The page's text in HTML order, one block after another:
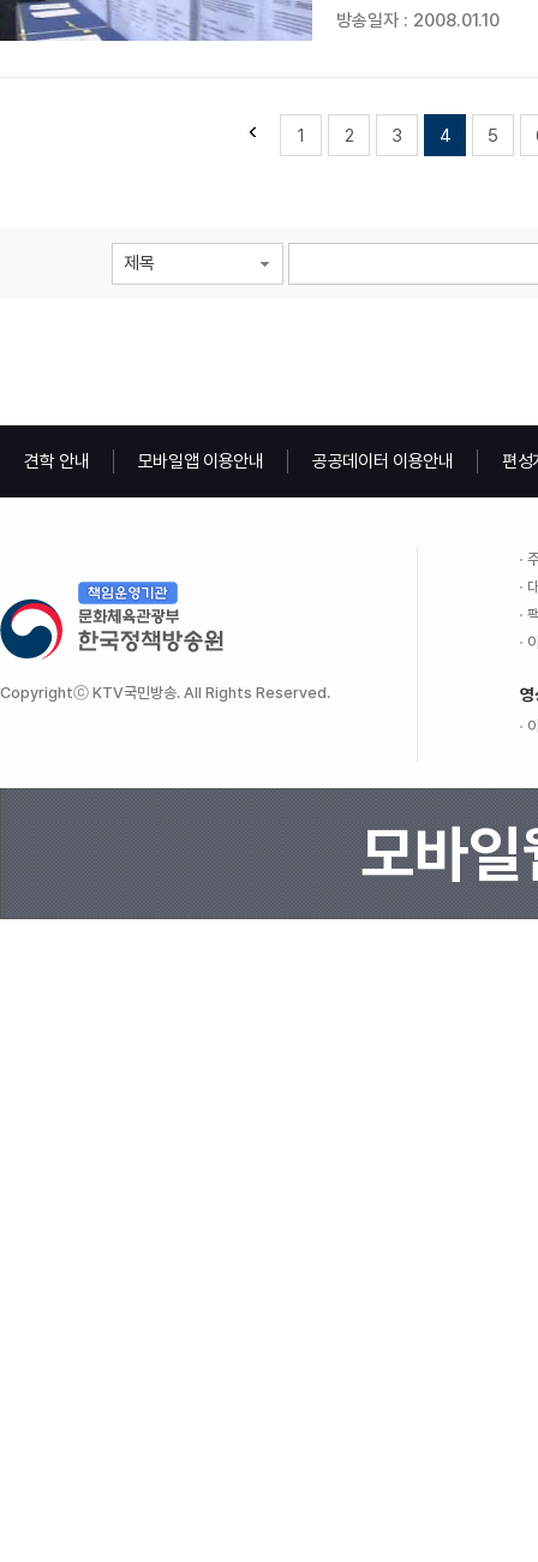
강석민 기자> 올해 대학 졸
방송일자 : 2008.01.10
1 2 3 4 5
제목
견학 안내 모바일앱 이용안내 공공데이터 이용안내 편성
Copyrightⓒ KTV국민방송. All Rights Reserved. 영
모바